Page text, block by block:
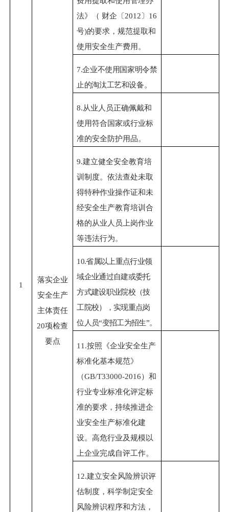
1
落实企业
安全生产
主体责任
20项检查
要点
法》（ 财企〔2012〕16
号)的要求，规范提取和
使用安全生产费用。
7.企业不使用国家明令禁
止的淘汰工艺和设备。
8.从业人员正确佩戴和
使用符合国家或行业标
准的安全防护用品。
9.建立健全安全教育培
训制度。依法查处未取
得特种作业操作证和未
经安全生产教育培训合
格的从业人员上岗作业
等违法行为。
10.省属以上重点行业领
域企业通过自建或委托
方式建设职业院校（技
工院校），实现重点岗
位人员“变招工为招生”。
11.按照《企业安全生产
标准化基本规范》
（GB/T33000-2016）和
行业专业标准化评定标
准的要求，持续推进企
业安全生产标准化建
设。高危行业及规模以
上企业完成自评工作。
12.建立安全风险辨识评
估制度，科学制定安全
风险辨识程序和方法，